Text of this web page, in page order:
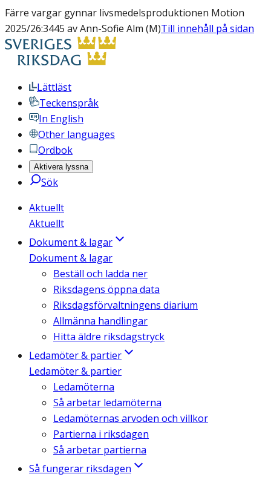
Färre vargar gynnar livsmedelsproduktionen Motion
2025/26:3445 av Ann-Sofie Alm (M)Till innehåll på sidan
Lättläst
Teckenspråk
In English
Other languages
Ordbok
Aktivera lyssna
Sök
Aktuellt
Aktuellt
Dokument & lagar
Dokument & lagar
Beställ och ladda ner
Riksdagens öppna data
Riksdagsförvaltningens diarium
Allmänna handlingar
Hitta äldre riksdagstryck
Ledamöter & partier
Ledamöter & partier
Ledamöterna
Så arbetar ledamöterna
Ledamöternas arvoden och villkor
Partierna i riksdagen
Så arbetar partierna
Så fungerar riksdagen